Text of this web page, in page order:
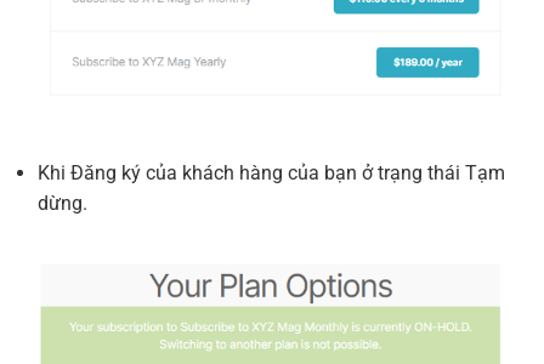
Khi Đăng ký của khách hàng của bạn ở trạng thái Tạm
dừng.